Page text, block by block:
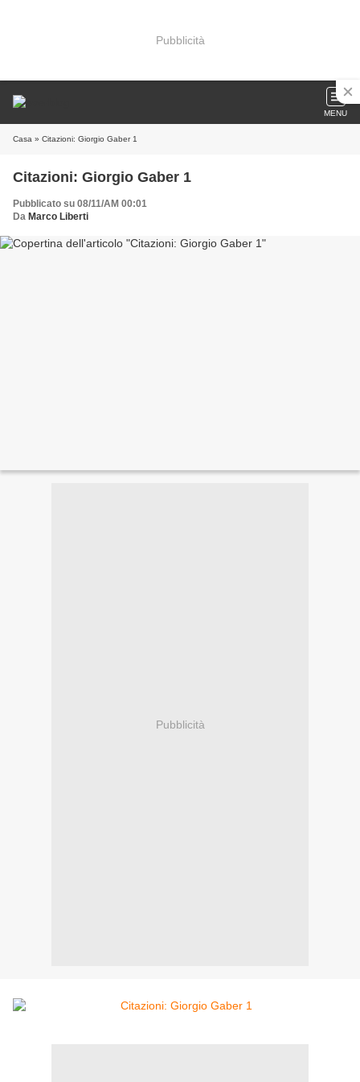
Pubblicità
MENU
Casa » Citazioni: Giorgio Gaber 1
Citazioni: Giorgio Gaber 1
Pubblicato su 08/11/AM 00:01
Da Marco Liberti
Pubblicità